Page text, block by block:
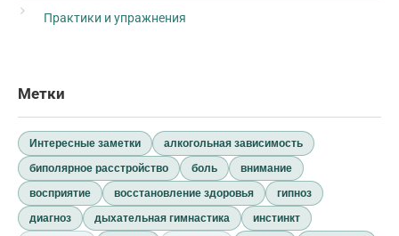
Практики и упражнения
Метки
Интересные заметки
алкогольная зависимость
биполярное расстройство
боль
внимание
восприятие
восстановление здоровья
гипноз
диагноз
дыхательная гимнастика
инстинкт